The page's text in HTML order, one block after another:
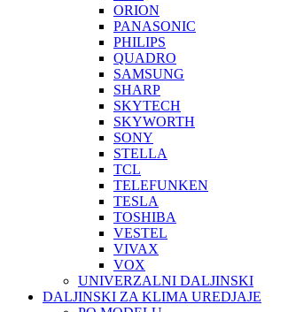
ORION
PANASONIC
PHILIPS
QUADRO
SAMSUNG
SHARP
SKYTECH
SKYWORTH
SONY
STELLA
TCL
TELEFUNKEN
TESLA
TOSHIBA
VESTEL
VIVAX
VOX
UNIVERZALNI DALJINSKI
DALJINSKI ZA KLIMA UREDJAJE